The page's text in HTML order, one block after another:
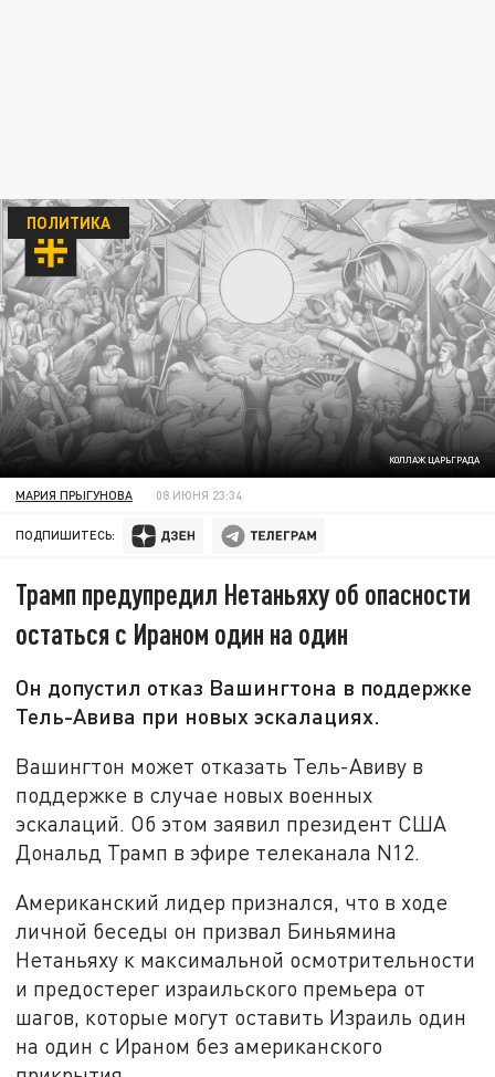
КОЛЛАЖ ЦАРЬГРАДА
ПОЛИТИКА
МАРИЯ ПРЫГУНОВА 08 ИЮНЯ 23:34
ПОДПИШИТЕСЬ:
Трамп предупредил Нетаньяху об опасности
остаться с Ираном один на один
Он допустил отказ Вашингтона в поддержке
Тель-Авива при новых эскалациях.
Вашингтон может отказать Тель-Авиву в
поддержке в случае новых военных
эскалаций. Об этом заявил президент США
Дональд Трамп в эфире телеканала N12.
Американский лидер признался, что в ходе
личной беседы он призвал Биньямина
Нетаньяху к максимальной осмотрительности
и предостерег израильского премьера от
шагов, которые могут оставить Израиль один
на один с Ираном без американского